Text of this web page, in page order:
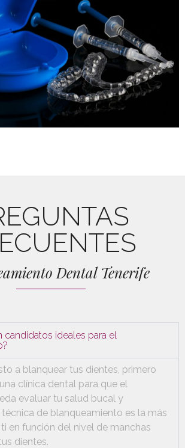
Dental Tenerife
candidatos ideales para el
a blanquear tus dientes, primero
clínica dental para que el
evaluar tu salud bucal y
de blanqueamiento es la más
en función del nivel de manchas
dientes.